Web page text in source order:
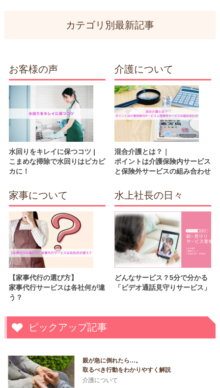
カテゴリ別最新記事
お客様の声
水回りをキレイに保つコツ |
こまめな掃除で水回りはピカピ
カに！
介護について
混合介護とは？｜
ポイントは介護保険内サービス
と保険外サービスの組み合わせ
家事について
【家事代行の選び方】
家事代行サービスは各社何が違
う？
水上社長の日々
どんなサービス？5分で分かる
「ビデオ通話見守りサービス」
ピックアップ記事
親が急に倒れたら…。
取るべき行動をわかりやすく解説
介護について